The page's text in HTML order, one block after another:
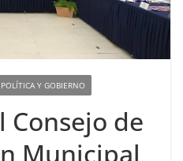
POLÍTICA Y GOBIERNO
Consejo de
Municipal